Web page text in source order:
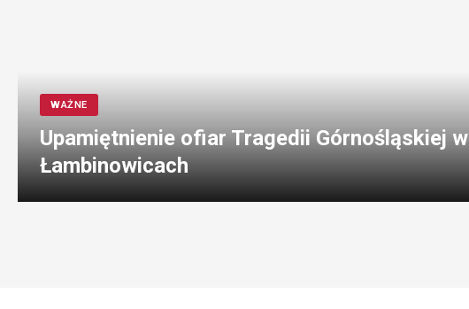
WAŻNE
Upamiętnienie ofiar Tragedii Górnośląskiej w
Łambinowicach